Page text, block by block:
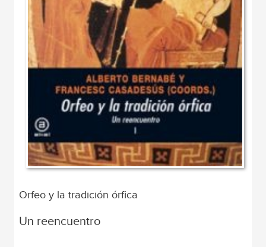
Orfeo y la tradición órfica
Un reencuentro